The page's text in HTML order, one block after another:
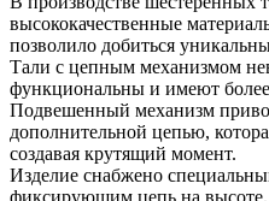
высококачественные
позволило добиться
Тали с цепным механизмом
функциональны и имеют
Подвешенный механизм
дополнительной цепью,
создавая крутящий момент.
Изделие снабжено